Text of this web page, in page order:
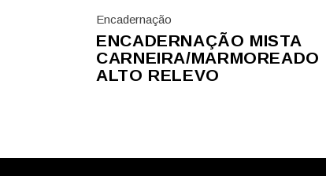
Encadernação
ENCADERNAÇÃO MISTA
CARNEIRA/MARMOREADO
ALTO RELEVO